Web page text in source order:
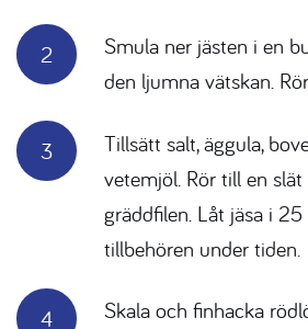
Smula ner jästen i en
den ljumna vätskan.
Tillsätt salt, äggula,
vetemjöl. Rör till en slät
gräddfilen. Låt jäsa i
tillbehören under tiden.
Skala och finhacka